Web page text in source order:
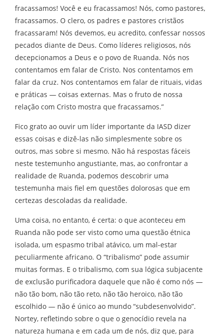
fracassamos! Você e eu fracassamos! Nós, como pastores,
fracassamos. O clero, os padres e pastores cristãos
fracassaram! Nós devemos, eu acredito, confessar nossos
pecados diante de Deus. Como líderes religiosos, nós
decepcionamos a Deus e o povo de Ruanda. Nós nos
contentamos em falar de Cristo. Nos contentamos em
falar da cruz. Nos contentamos em falar de rituais, vidas
e práticas — coisas externas. Mas o fruto de nossa
relação com Cristo mostra que fracassamos.”
Fico grato ao ouvir um líder importante da IASD dizer
essas coisas e dizê-las não simplesmente sobre os
outros, mas sobre si mesmo. Não há respostas fáceis
neste testemunho angustiante, mas, ao confrontar a
realidade de Ruanda, podemos descobrir uma
testemunha mais fiel em questões dolorosas que em
certezas descoladas da realidade.
Uma coisa, no entanto, é certa: o que aconteceu em
Ruanda não pode ser visto como uma questão étnica
isolada, um espasmo tribal atávico, um mal-estar
peculiarmente africano. O “tribalismo” pode assumir
muitas formas. E o tribalismo, com sua lógica subjacente
de exclusão purificadora daquele que não é como nós —
não tão bom, não tão reto, não tão heroico, não tão
escolhido — não é único ao mundo “subdesenvolvido”.
Nortey, refletindo sobre o que o genocídio revela na
natureza humana e em cada um de nós, diz que, para